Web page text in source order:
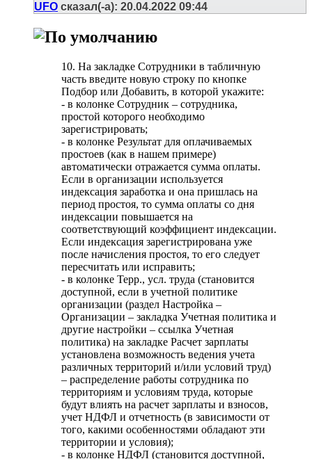
UFO сказал(-а): 20.04.2022 09:44
10. На закладке Сотрудники в табличную
часть введите новую строку по кнопке
Подбор или Добавить, в которой укажите:
- в колонке Сотрудник – сотрудника,
простой которого необходимо
зарегистрировать;
- в колонке Результат для оплачиваемых
простоев (как в нашем примере)
автоматически отражается сумма оплаты.
Если в организации используется
индексация заработка и она пришлась на
период простоя, то сумма оплаты со дня
индексации повышается на
соответствующий коэффициент индексации.
Если индексация зарегистрирована уже
после начисления простоя, то его следует
пересчитать или исправить;
- в колонке Терр., усл. труда (становится
доступной, если в учетной политике
организации (раздел Настройка –
Организации – закладка Учетная политика и
другие настройки – ссылка Учетная
политика) на закладке Расчет зарплаты
установлена возможность ведения учета
различных территорий и/или условий труд)
– распределение работы сотрудника по
территориям и условиям труда, которые
будут влиять на расчет зарплаты и взносов,
учет НДФЛ и отчетность (в зависимости от
того, какими особенностями обладают эти
территории и условия);
- в колонке НДФЛ (становится доступной,